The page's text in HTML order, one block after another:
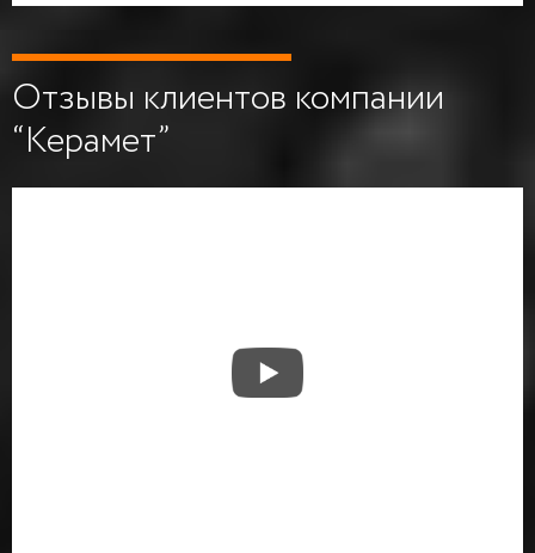
Отзывы клиентов компании
“Керамет”